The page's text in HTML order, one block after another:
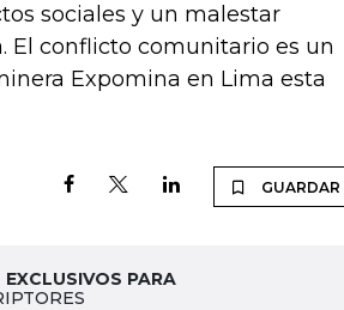
sociales y un malestar
El conflicto comunitario es un
Expomina en Lima esta
GUARDAR
PARA